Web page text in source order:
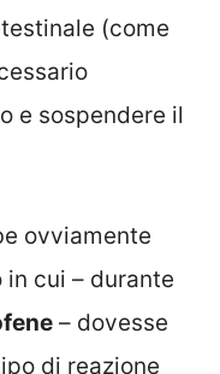
(come
e sospendere il
ovviamente
cui – durante
– dovesse
di reazione